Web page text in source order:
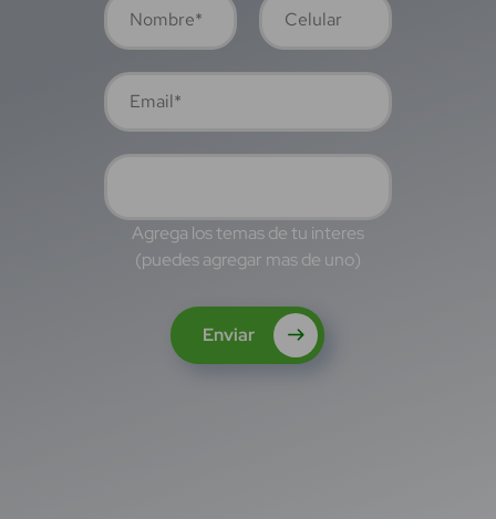
Agrega los temas de tu interes
(puedes agregar mas de uno)
Enviar